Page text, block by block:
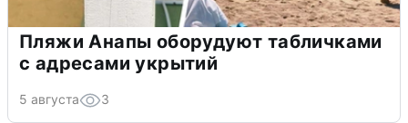
Пляжи Анапы оборудуют табличками
с адресами укрытий
5 августа 3